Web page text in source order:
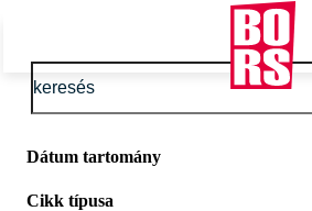
Dátum tartomány
Cikk típusa